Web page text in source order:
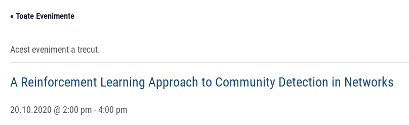
« Toate Evenimente
Acest eveniment a trecut.
A Reinforcement Learning Approach to Community Detection in Networks
20.10.2020 @ 2:00 pm - 4:00 pm